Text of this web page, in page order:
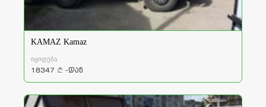
KAMAZ Kamaz
იყიდება
18347 a -დან